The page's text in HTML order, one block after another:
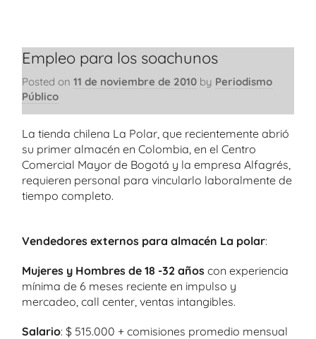
Empleo para los soachunos
Posted on 11 de noviembre de 2010 by Periodismo
Público
La tienda chilena La Polar, que recientemente abrió
su primer almacén en Colombia, en el Centro
Comercial Mayor de Bogotá y la empresa Alfagrés,
requieren personal para vincularlo laboralmente de
tiempo completo.
Vendedores externos para almacén La polar:
Mujeres y Hombres de 18 -32 años con experiencia
mínima de 6 meses reciente en impulso y
mercadeo, call center, ventas intangibles.
Salario: $ 515.000 + comisiones promedio mensual